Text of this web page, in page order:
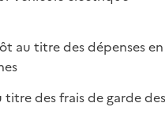
au titre des dépenses en
des frais de garde